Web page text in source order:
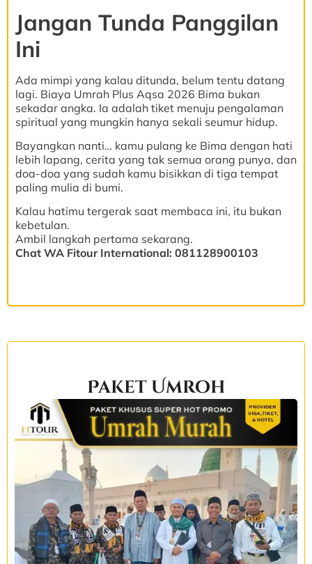
Jangan Tunda Panggilan
Ini
Ada mimpi yang kalau ditunda, belum tentu datang
lagi. Biaya Umrah Plus Aqsa 2026 Bima bukan
sekadar angka. Ia adalah tiket menuju pengalaman
spiritual yang mungkin hanya sekali seumur hidup.
Bayangkan nanti… kamu pulang ke Bima dengan hati
lebih lapang, cerita yang tak semua orang punya, dan
doa-doa yang sudah kamu bisikkan di tiga tempat
paling mulia di bumi.
Kalau hatimu tergerak saat membaca ini, itu bukan
kebetulan.
Ambil langkah pertama sekarang.
Chat WA Fitour International: 081128900103
Paket Umroh